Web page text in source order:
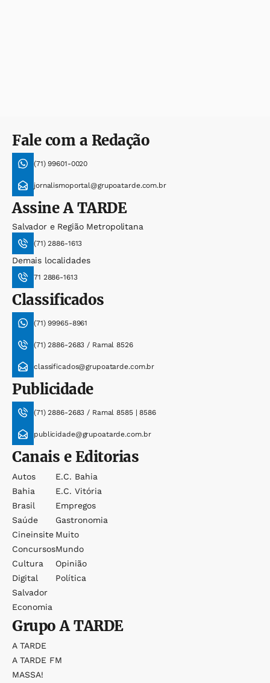
Fale com a Redação
(71) 99601-0020
jornalismoportal@grupoatarde.com.br
AssineA TARDE
Salvador e Região Metropolitana
(71) 2886-1613
Demais localidades
71 2886-1613
Classificados
(71) 99965-8961
(71) 2886-2683 / Ramal 8526
classificados@grupoatarde.com.br
Publicidade
(71) 2886-2683 / Ramal 8585 | 8586
publicidade@grupoatarde.com.br
Canais e Editorias
Autos
Bahia
Brasil
Saúde
Cineinsite
Concursos
Cultura
Digital
Salvador
Economia
E.c. Bahia
E.c. Vitória
Empregos
Gastronomia
Muito
Mundo
Opinião
Política
GrupoA TARDE
A TARDE
A TARDE FM
MASSA!